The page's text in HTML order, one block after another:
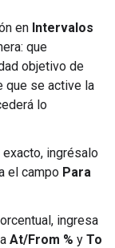
en Intervalos
que
objetivo de
que se active la
lo
ingrésalo
el campo Para
ingresa
At/From % y To